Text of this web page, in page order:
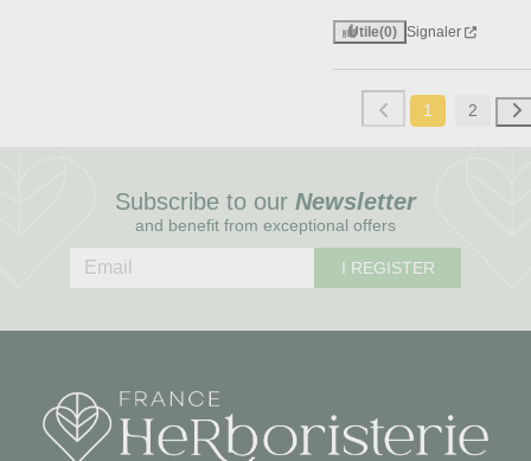
Utile(0) Signaler
1 2
Subscribe to our Newsletter
and benefit from exceptional offers
I REGISTER